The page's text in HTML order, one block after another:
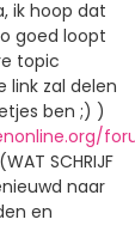
ik hoop dat
goed loopt
topic
link zal delen
ben ;) )
(WAT SCHRIJF
naar
en